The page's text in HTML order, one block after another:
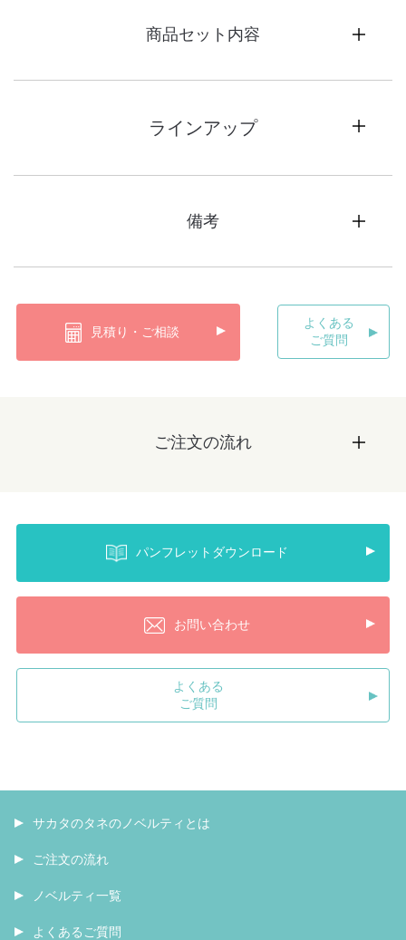
商品セット内容
ラインアップ
備考
見積り・ご相談
よくある
ご質問
ご注文の流れ
パンフレットダウンロード
お問い合わせ
よくある
ご質問
サカタのタネのノベルティとは
ご注文の流れ
ノベルティ一覧
よくあるご質問